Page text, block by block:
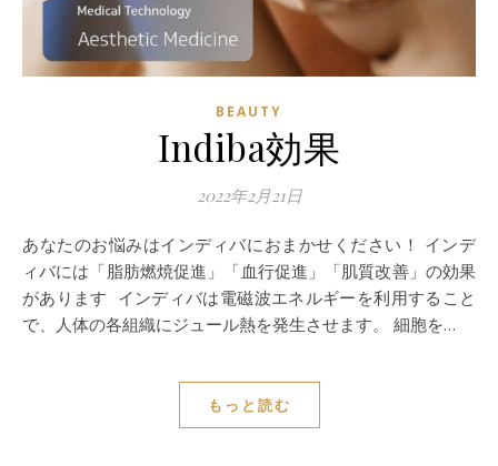
BEAUTY
Indiba効果
2022年2月21日
あなたのお悩みはインディバにおまかせください！ インデ
ィバには「脂肪燃焼促進」「血行促進」「肌質改善」の効果
があります ​​ インディバは電磁波エネルギーを利用すること
で、人体の各組織にジュール熱を発生させます。 細胞を…
もっと読む